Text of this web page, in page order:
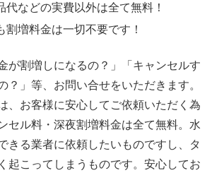
代などの実費以外は全て無料！
割増料金は一切不要です！
が割増しになるの？」「キャンセルす
？」等、お問い合せをいただきます。
、お客様に安心してご依頼いただく為
セル料・深夜割増料金は全て無料。水
きる業者に依頼したいものですし、タ
起こってしまうものです。安心してお